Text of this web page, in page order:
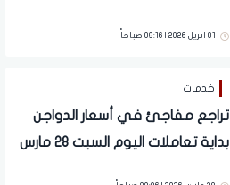
01 ابريل 2026 | 09:16 صباحاً
خدمات
تراجع مفاجئ في أسعار الدواجن
بداية تعاملات اليوم السبت 28 مارس